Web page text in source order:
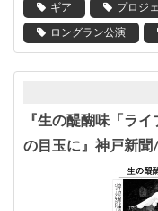
ギア プロジ
ロングラン公演
『生の醍醐味「ラ
の目玉に』神戸新